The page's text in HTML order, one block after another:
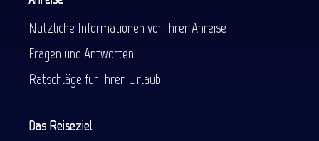
Nützliche Informationen vor Ihrer Anreise
Fragen und Antworten
Ratschläge für Ihren Urlaub
Das Reiseziel